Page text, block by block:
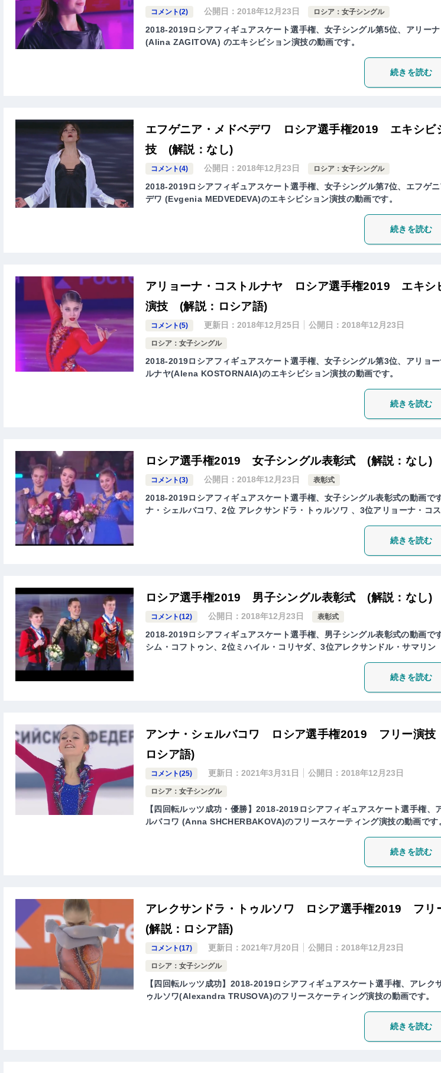
コメント(2) 公開日：2018年12月23日 ロシア：女子シングル
2018-2019ロシアフィギュアスケート選手権、女子シングル第5位、アリー
(Alina ZAGITOVA) のエキシビション演技の動画です。
続きを読む
エフゲニア・メドベデワ ロシア選手権2019 エキシビ
技 (解説：なし)
コメント(4) 公開日：2018年12月23日 ロシア：女子シングル
2018-2019ロシアフィギュアスケート選手権、女子シングル第7位、エフゲ
デワ (Evgenia MEDVEDEVA)のエキシビション演技の動画です。
続きを読む
アリョーナ・コストルナヤ ロシア選手権2019 エキシ
演技 (解説：ロシア語)
コメント(5) 更新日：2018年12月25日 公開日：2018年12月23日
ロシア：女子シングル
2018-2019ロシアフィギュアスケート選手権、女子シングル第3位、アリョー
ルナヤ(Alena KOSTORNAIA)のエキシビション演技の動画です。
続きを読む
ロシア選手権2019 女子シングル表彰式 (解説：なし)
コメント(3) 公開日：2018年12月23日 表彰式
2018-2019ロシアフィギュアスケート選手権、女子シングル表彰式の動画で
ナ・シェルバコワ、2位 アレクサンドラ・トゥルソワ 、3位アリョーナ・コ
続きを読む
ロシア選手権2019 男子シングル表彰式 (解説：なし)
コメント(12) 公開日：2018年12月23日 表彰式
2018-2019ロシアフィギュアスケート選手権、男子シングル表彰式の動画で
シム・コフトゥン、2位ミハイル・コリヤダ、3位アレクサンドル・サマリン
続きを読む
アンナ・シェルバコワ ロシア選手権2019 フリー演技
ロシア語)
コメント(25) 更新日：2021年3月31日 公開日：2018年12月23日
ロシア：女子シングル
【四回転ルッツ成功・優勝】2018-2019ロシアフィギュアスケート選手権、
ルバコワ (Anna SHCHERBAKOVA)のフリースケーティング演技の動画です
続きを読む
アレクサンドラ・トゥルソワ ロシア選手権2019 フ
(解説：ロシア語)
コメント(17) 更新日：2021年7月20日 公開日：2018年12月23日
ロシア：女子シングル
【四回転ルッツ成功】2018-2019ロシアフィギュアスケート選手権、アレク
ゥルソワ(Alexandra TRUSOVA)のフリースケーティング演技の動画です。
続きを読む